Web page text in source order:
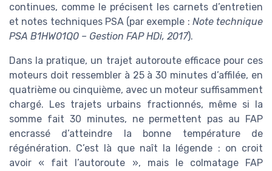
continues, comme le précisent les carnets d’entretien
et notes techniques PSA (par exemple : Note technique
PSA B1HW01Q0 – Gestion FAP HDi, 2017).
Dans la pratique, un trajet autoroute efficace pour ces
moteurs doit ressembler à 25 à 30 minutes d’affilée, en
quatrième ou cinquième, avec un moteur suffisamment
chargé. Les trajets urbains fractionnés, même si la
somme fait 30 minutes, ne permettent pas au FAP
encrassé d’atteindre la bonne température de
régénération. C’est là que naît la légende : on croit
avoir « fait l’autoroute », mais le colmatage FAP